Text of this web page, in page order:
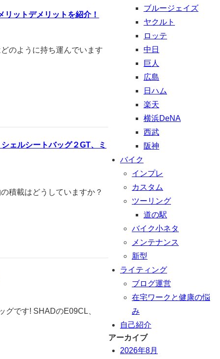
ットデメリットを紹介！
のように持ち運んでいます
ェルシートバッグ２GT、ミ
積載はどうしていますか？
グです! SHADのE09CL、
ブルージェイズ
ヤクルト
ロッテ
中日
巨人
広島
日ハム
楽天
横浜DeNA
西武
阪神
バイク
インプレ
カスタム
ツーリング
道の駅
バイク小ネタ
メンテナンス
新型
ライティング
ブログ運営
在宅ワークと健康の悩
み
自己紹介
アーカイブ
2026年8月